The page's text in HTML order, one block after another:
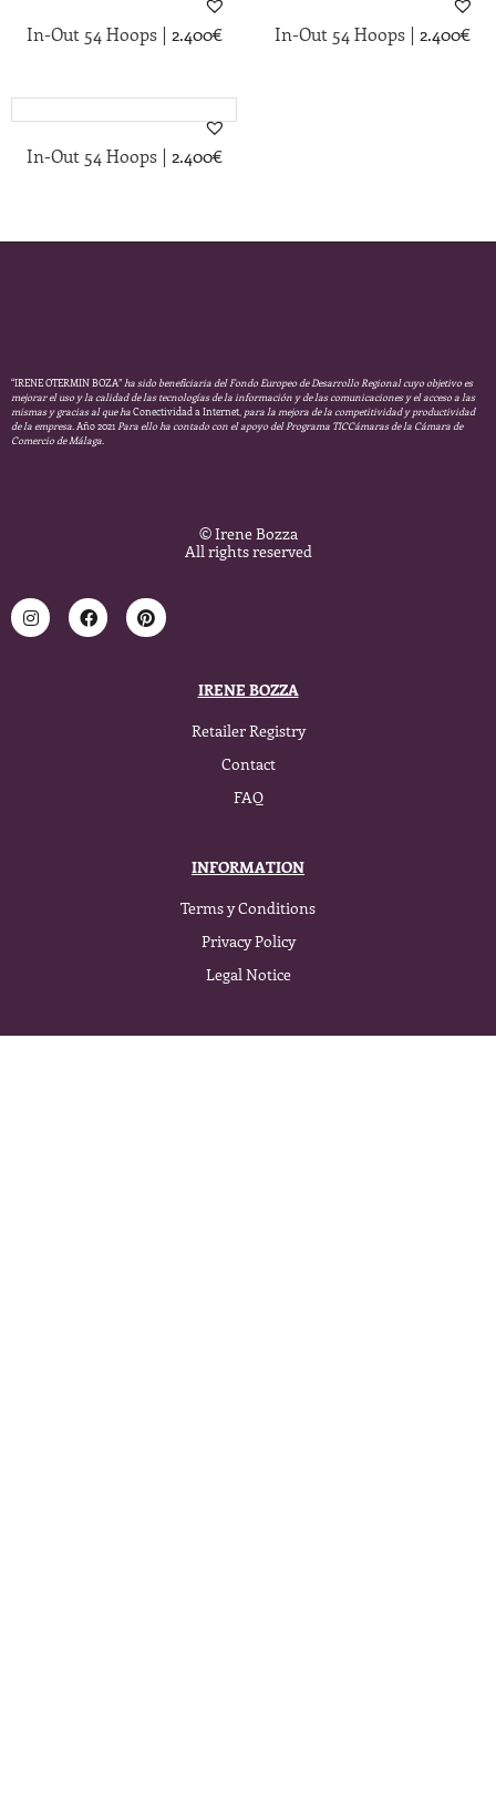
In-Out 54 Hoops | 2.400€ In-Out 54 Hoops | 2.400€
In-Out 54 Hoops | 2.400€
“IRENE OTERMIN BOZA” ha sido beneficiaria del Fondo Europeo de Desarrollo Regional cuyo objetivo es
mejorar el uso y la calidad de las tecnologías de la información y de las comunicaciones y el acceso a las
mismas y gracias al que haConectividad a Internet, para la mejora de la competitividad y productividad
de la empresa. Año 2021 Para ello ha contado con el apoyo del Programa TICCámaras de la Cámara de
Comercio de Málaga.
© Irene Bozza
All rights reserved
IRENE BOZZA
Retailer Registry
Contact
FAQ
INFORMATION
Terms y Conditions
Privacy Policy
Legal Notice